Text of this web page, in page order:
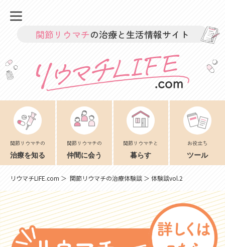
関節リウマチの治療と生活情報サイト
関節リウマチの
治療を知る
関節リウマチの
仲間に会う
関節リウマチと
暮らす
お役立ち
ツール
リウマチLIFE.com ＞ 関節リウマチの治療体験談 ＞ 体験談vol.2